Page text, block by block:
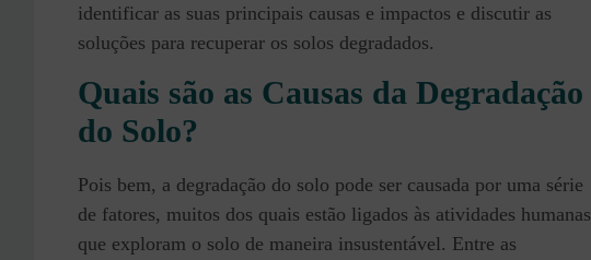
identificar as suas principais causas e impactos e discutir as
soluções para recuperar os solos degradados.
Quais são as Causas da Degradação
do Solo?
Pois bem, a degradação do solo pode ser causada por uma série
de fatores, muitos dos quais estão ligados às atividades humanas
que exploram o solo de maneira insustentável. Entre as